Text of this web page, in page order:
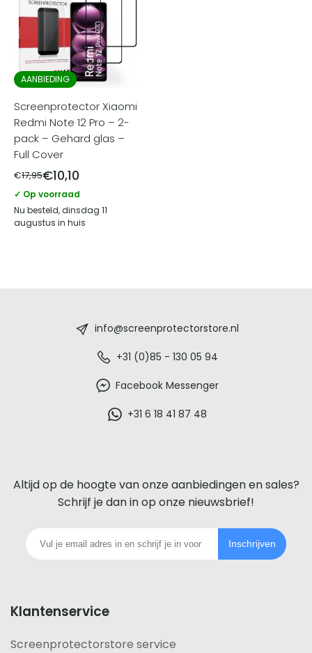
AANBIEDING
Screenprotector Xiaomi
Redmi Note 12 Pro – 2-
pack – Gehard glas –
Full Cover
€17,95€10,10
✓ Op voorraad
Nu besteld, dinsdag 11
augustus in huis
voor
iedere
telefoon
info@screenprotectorstore.nl
+31 (0)85 - 130 05 94
Facebook Messenger
+31 6 18 41 87 48
Altijd op de hoogte van onze aanbiedingen en sales?
Schrijf je dan in op onze nieuwsbrief!
Inschrijven
Klantenservice
Screenprotectorstore service